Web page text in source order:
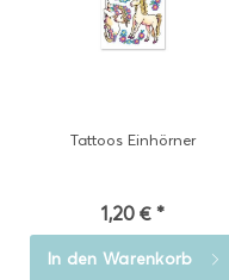
Tattoos Einhörner
1,20 € *
In den Warenkorb